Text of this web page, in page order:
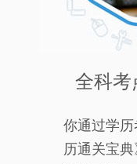
全科考
你通过学
历通关宝